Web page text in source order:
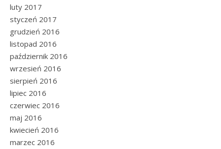
luty 2017
styczeń 2017
grudzień 2016
listopad 2016
październik 2016
wrzesień 2016
sierpień 2016
lipiec 2016
czerwiec 2016
maj 2016
kwiecień 2016
marzec 2016